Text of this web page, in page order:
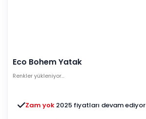
Eco Bohem Yatak
Renkler yükleniyor…
Zam yok 2025 fiyatları devam ediyor